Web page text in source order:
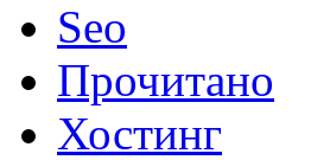
Seo
Прочитано
Хостинг